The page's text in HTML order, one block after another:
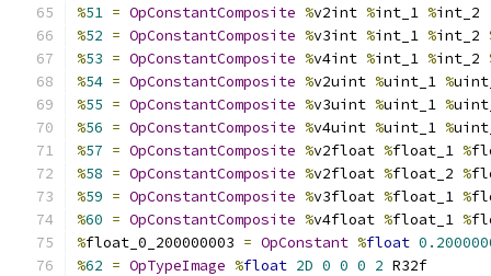
%51 = OpConstantComposite %v2int %int_1 %int_2
%52 = OpConstantComposite %v3int %int_1 %int_2
%53 = OpConstantComposite %v4int %int_1 %int_2
%54 = OpConstantComposite %v2uint %uint_1 %
%55 = OpConstantComposite %v3uint %uint_1 %
%56 = OpConstantComposite %v4uint %uint_1 %
%57 = OpConstantComposite %v2float %float_1 %
%58 = OpConstantComposite %v2float %float_2 %
%59 = OpConstantComposite %v3float %float_1 %
%60 = OpConstantComposite %v4float %float_1 %
%float_0_200000003 = OpConstant %float
%62 = OpTypeImage %float 2D 0 0 0 2 R32f